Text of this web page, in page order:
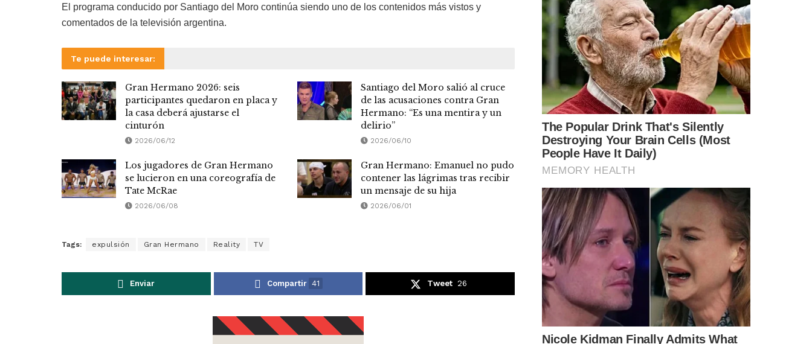
El programa conducido por Santiago del Moro continúa siendo uno de los contenidos más vistos y
comentados de la televisión argentina.
Te puede interesar:
Gran Hermano 2026: seis
participantes quedaron en placa y
la casa deberá ajustarse el
cinturón
2026/06/12
Santiago del Moro salió al cruce
de las acusaciones contra Gran
Hermano: “Es una mentira y un
delirio”
2026/06/10
Los jugadores de Gran Hermano
se lucieron en una coreografía de
Tate McRae
2026/06/08
Gran Hermano: Emanuel no pudo
contener las lágrimas tras recibir
un mensaje de su hija
2026/06/01
Tags: expulsión Gran Hermano Reality TV
Enviar Compartir 41 Tweet 26